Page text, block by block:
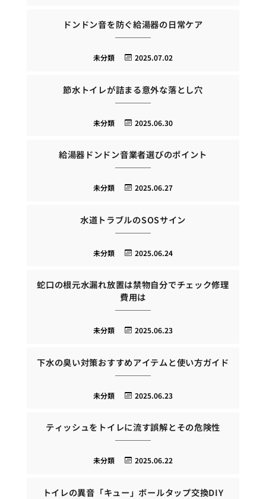
ドンドン音を防ぐ給湯器の日常ケア
2025.07.02
未分類
節水トイレが詰まる意外な落とし穴
2025.06.30
未分類
給湯器ドンドン音業者選びのポイント
2025.06.27
未分類
水道トラブルのSOSサイン
2025.06.24
未分類
蛇口の根元水漏れ放置は禁物自分でチェック修理
費用は
2025.06.23
未分類
下水の臭い対策おすすめアイテムと使い方ガイド
2025.06.23
未分類
ティッシュをトイレに流す誤解とその危険性
2025.06.22
未分類
トイレの異音「キュー」ボールタップ交換DIY